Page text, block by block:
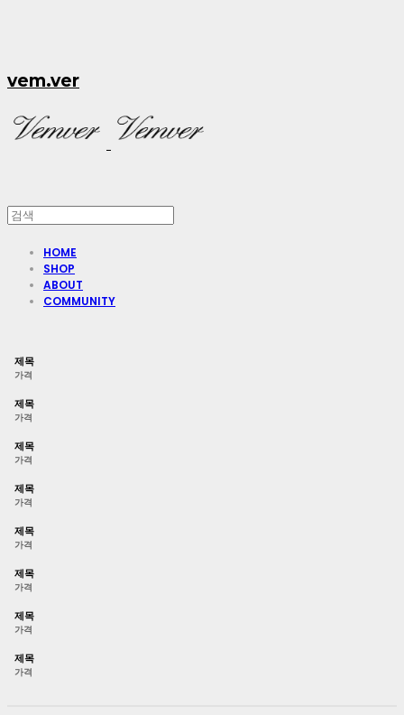
vem.ver
HOME
SHOP
ABOUT
COMMUNITY
제목
가격
제목
가격
제목
가격
제목
가격
제목
가격
제목
가격
제목
가격
제목
가격